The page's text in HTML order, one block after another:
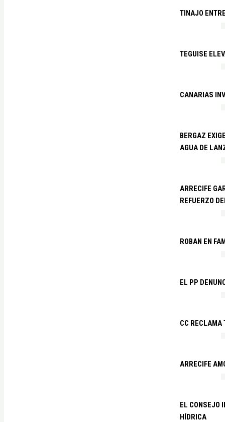
TINAJO
TEGUISE
CANARIAS
BERGAZ
AGUA DE
ARRECIFE
REFUERZO
ROBAN EN
EL PP
CC RECLAMA
ARRECIFE
EL CONSEJO
HÍDRICA